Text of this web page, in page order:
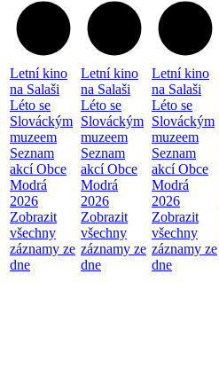
Letní kino
na Salaši
Léto se
Slováckým
muzeem
Seznam
akcí Obce
Modrá
2026
Zobrazit
všechny
záznamy ze
dne
Letní kino
na Salaši
Léto se
Slováckým
muzeem
Seznam
akcí Obce
Modrá
2026
Zobrazit
všechny
záznamy ze
dne
Letní kino
na Salaši
Léto se
Slováckým
muzeem
Seznam
akcí Obce
Modrá
2026
Zobrazit
všechny
záznamy ze
dne